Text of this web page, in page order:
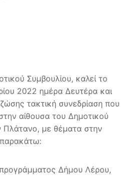
Συμβουλίου, καλεί το
2022 ημέρα Δευτέρα και
τακτική συνεδρίαση που
αίθουσα του Δημοτικού
Πλάτανο, με θέματα στην
παρακάτω:
Δήμου Λέρου,